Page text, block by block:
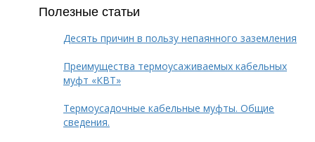
Полезные статьи
Десять причин в пользу непаянного заземления
Преимущества термоусаживаемых кабельных
муфт «КВТ»
Термоусадочные кабельные муфты. Общие
сведения.